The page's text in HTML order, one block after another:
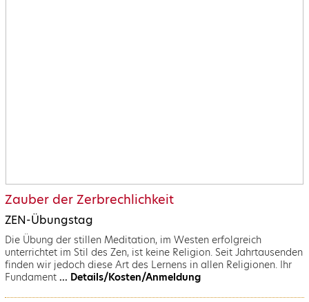
Zauber der Zerbrechlichkeit
ZEN-Übungstag
Die Übung der stillen Meditation, im Westen erfolgreich
unterrichtet im Stil des Zen, ist keine Religion. Seit Jahrtausenden
finden wir jedoch diese Art des Lernens in allen Religionen. Ihr
Fundament... Details/Kosten/Anmeldung